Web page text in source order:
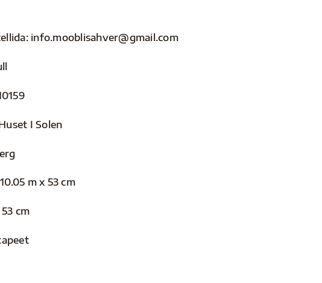
info.mooblisahver@gmail.com
I Solen
m x 53 cm
cm